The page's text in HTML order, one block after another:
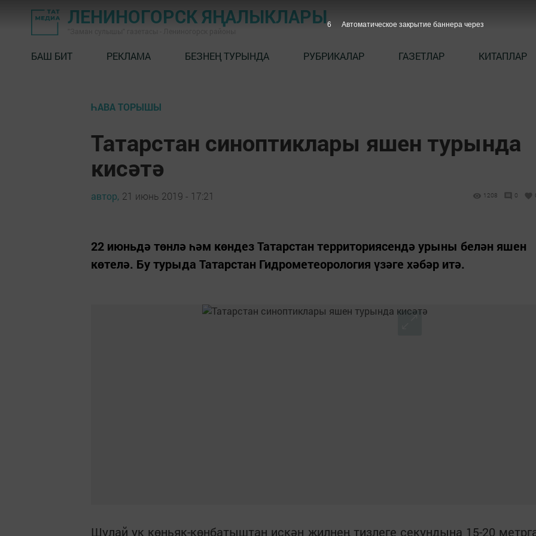
ЛЕНИНОГОРСК ЯҢАЛЫКЛАРЫ
БАШ БИТ РЕКЛАМА БЕЗНЕҢ ТУРЫНДА РУБРИКАЛАР ГАЗЕТЛАР КИТАПЛАР
ҺАВА ТОРЫШЫ
Татарстан синоптиклары яшен турында
кисәтә
автор, 21 июнь 2019 - 17:21 1208 0
22 июньдә төнлә һәм көндез Татарстан территориясендә урыны белән яшен
көтелә. Бу турыда Татарстан Гидрометеорология үзәге хәбәр итә.
Шулай ук көньяк-көнбатыштан искән җилнең тизлеге секундына 15-20
5 Автоматическое закрытие баннера через